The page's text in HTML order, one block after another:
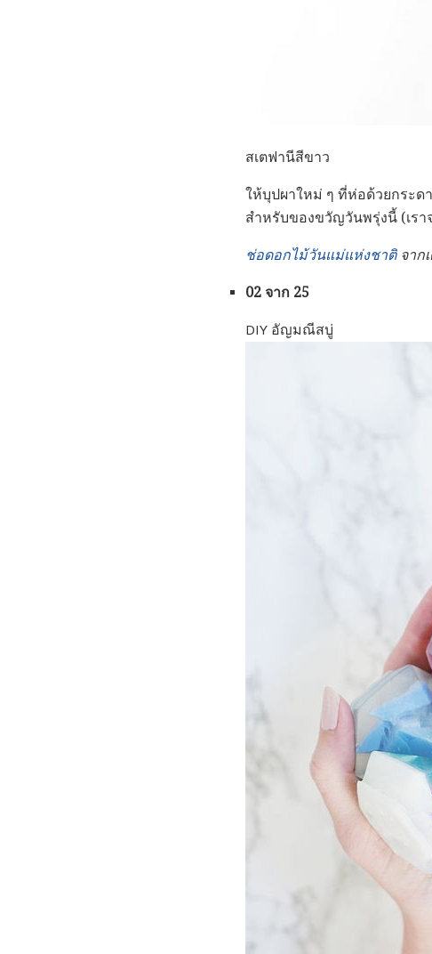
สเตฟานีสีขาว
ให้บุปผาใหม่ ๆ ที่ห่อด้วยกระ
สำหรับของขวัญวันพรุ่งนี้ (เร
ช่อดอกไม้วันแม่แห่งชาติจาก
02 จาก 25
DIY อัญมณีสบู่